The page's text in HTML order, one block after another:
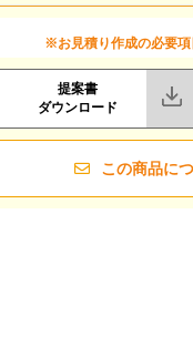
※お見積り作成の必要
提案書
ダウンロード
この商品に